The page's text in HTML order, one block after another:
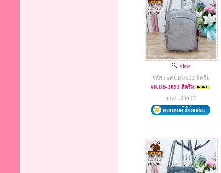
view
รหัส : #KUB-3093 สีครีม
#KUB-3093 สีครีม
ราคา: 200.00